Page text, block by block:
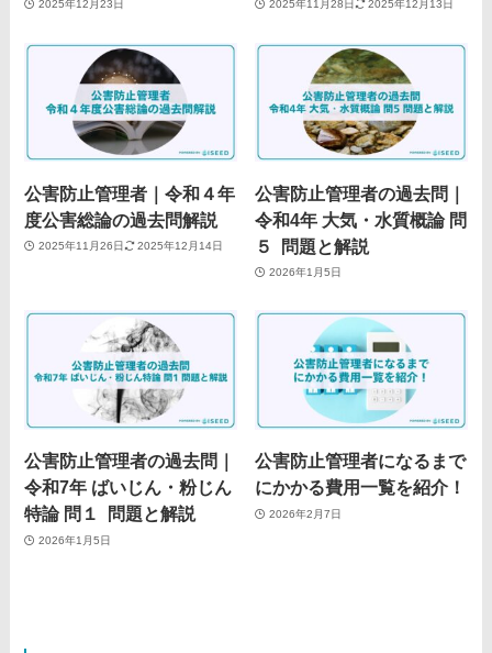
2025年12月23日 2025年11月28日 2025年12月13日
公害防止管理者｜令和４年
度公害総論の過去問解説
2025年11月26日 2025年12月14日
公害防止管理者の過去問｜
令和4年 大気・水質概論 問
５ 問題と解説
2026年1月5日
公害防止管理者の過去問｜
令和7年 ばいじん・粉じん
特論 問１ 問題と解説
2026年1月5日
公害防止管理者になるまで
にかかる費用一覧を紹介！
2026年2月7日